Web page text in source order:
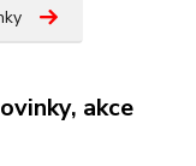
akce